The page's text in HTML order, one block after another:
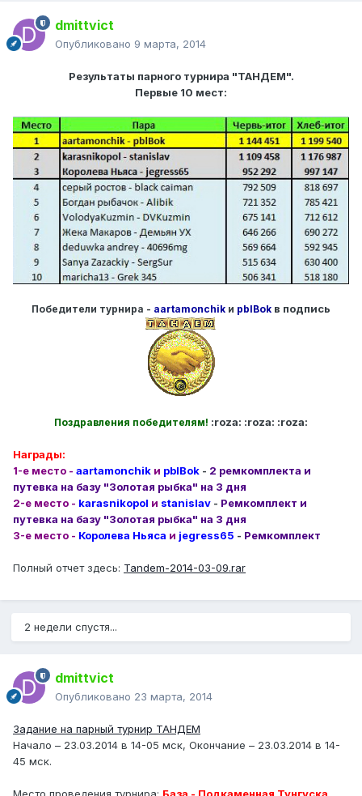
dmittvict
Опубликовано 9 марта, 2014
Результаты парного турнира "ТАНДЕМ".
Первые 10 мест:
Победители турнира - aartamonchik и pblBok в подпись
Поздравления победителям! :roza: :roza: :roza:
Награды:
1-е место - aartamonchik и pblBok - 2 ремкомплекта и
путевка на базу "Золотая рыбка" на 3 дня
2-е место - karasnikopol и stanislav - Ремкомплект и
путевка на базу "Золотая рыбка" на 3 дня
3-е место - Королева Ньяса и jegress65 - Ремкомплект
Полный отчет здесь: Tandem-2014-03-09.rar
2 недели спустя...
dmittvict
Опубликовано 23 марта, 2014
Задание на парный турнир ТАНДЕМ
Начало – 23.03.2014 в 14-05 мск, Окончание – 23.03.2014 в 14-
45 мск.